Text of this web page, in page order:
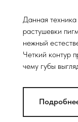
Данная
растушевки
нежный
Четкий контур
чему губы